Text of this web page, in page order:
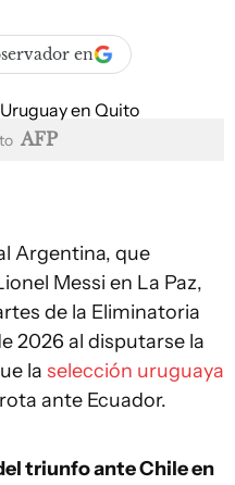
en
AFP
Argentina, que
Messi en La Paz,
de la Eliminatoria
2026 al disputarse la
la selección uruguaya
ante Ecuador.
triunfo ante Chile en